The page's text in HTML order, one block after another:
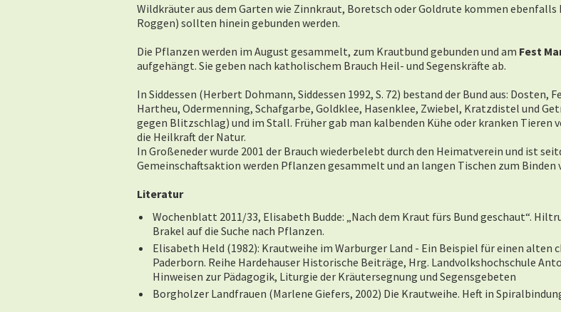
Wildkräuter aus dem Garten wie Zinnkraut, Boretsch oder Goldrute kommen ebenfalls
Roggen) sollten hinein gebunden werden.
Die Pflanzen werden im August gesammelt, zum Krautbund gebunden und am Fest
aufgehängt. Sie geben nach katholischem Brauch Heil- und Segenskräfte ab.
In Siddessen (Herbert Dohmann, Siddessen 1992, S. 72) bestand der Bund aus:
Hartheu, Odermenning, Schafgarbe, Goldklee, Hasenklee, Zwiebel, Kratzdistel und
gegen Blitzschlag) und im Stall. Früher gab man kalbenden Kühe oder kranken Tieren
die Heilkraft der Natur.
In Großeneder wurde 2001 der Brauch wiederbelebt durch den Heimatverein und ist
Gemeinschaftsaktion werden Pflanzen gesammelt und an langen Tischen zum
Literatur
Wochenblatt 2011/33, Elisabeth Budde: „Nach dem Kraut fürs Bund geschaut“.
Brakel auf die Suche nach Pflanzen.
Elisabeth Held (1982): Krautweihe im Warburger Land - Ein Beispiel für einen alten
Paderborn. Reihe Hardehauser Historische Beiträge, Hrg. Landvolkshochschule
Hinweisen zur Pädagogik, Liturgie der Kräutersegnung und Segensgebeten
Borgholzer Landfrauen (Marlene Giefers, 2002) Die Krautweihe. Heft in